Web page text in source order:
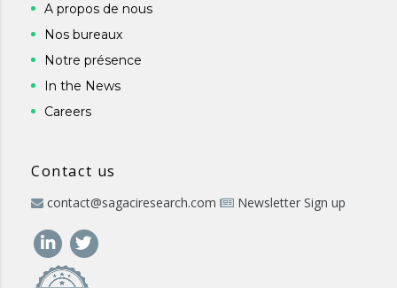
A propos de nous
Nos bureaux
Notre présence
In the News
Careers
Contact us
contact@sagaciresearch.com Newsletter Sign up